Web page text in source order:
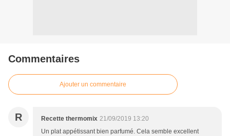
Commentaires
Ajouter un commentaire
R Recette thermomix 21/09/2019 13:20
Un plat appétissant bien parfumé. Cela semble excellent